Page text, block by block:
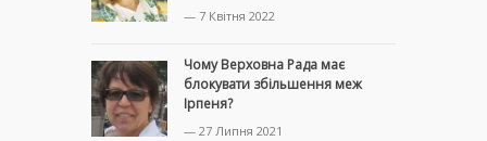
— 7 Квітня 2022
Чому Верховна Рада має
блокувати збільшення меж
Ірпеня?
— 27 Липня 2021